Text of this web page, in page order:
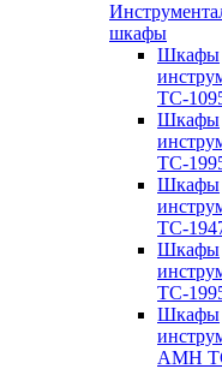
шкафы
Шкафы
TC-
Шкафы
TC-
Шкафы
TC-
Шкафы
TC-
Шкафы
AMH